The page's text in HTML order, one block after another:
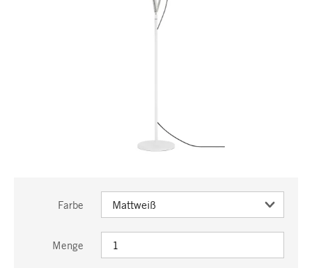
Farbe
Menge